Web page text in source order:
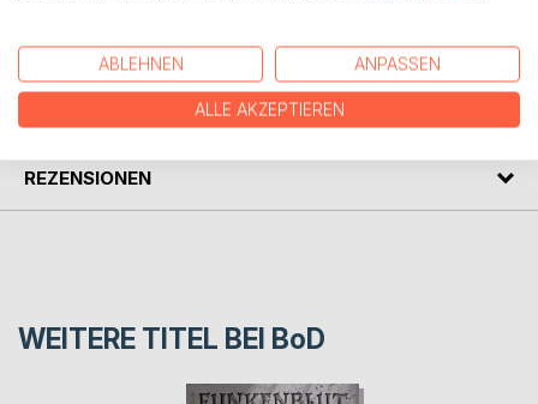
AUTOR/IN
REZENSIONEN
WEITERE TITEL BEI BoD
ABLEHNEN ANPASSEN
ALLE AKZEPTIEREN